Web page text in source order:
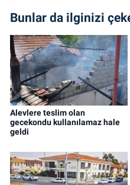
Bunlar da ilginizi
Alevlere teslim olan
gecekondu kullanılamaz hale
geldi